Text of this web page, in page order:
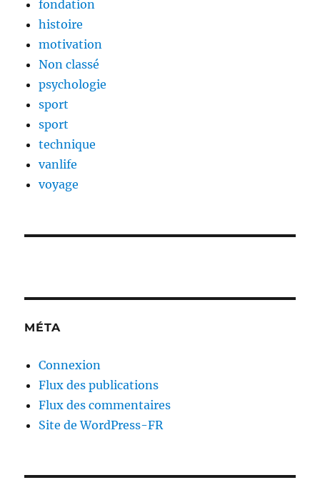
fondation
histoire
motivation
Non classé
psychologie
sport
sport
technique
vanlife
voyage
MÉTA
Connexion
Flux des publications
Flux des commentaires
Site de WordPress-FR